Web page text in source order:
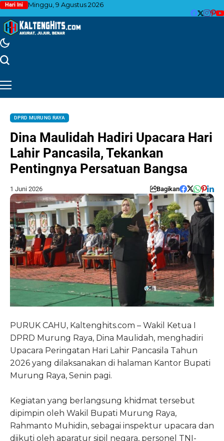
Hari Ini Minggu, 9 Agustus 2026
DPRD MURUNG RAYA
Dina Maulidah Hadiri Upacara Hari
Lahir Pancasila, Tekankan
Pentingnya Persatuan Bangsa
1 Juni 2026 Bagikan
PURUK CAHU, Kaltenghits.com – Wakil Ketua I
DPRD Murung Raya, Dina Maulidah, menghadiri
Upacara Peringatan Hari Lahir Pancasila Tahun
2026 yang dilaksanakan di halaman Kantor Bupati
Murung Raya, Senin pagi.
Kegiatan yang berlangsung khidmat tersebut
dipimpin oleh Wakil Bupati Murung Raya,
Rahmanto Muhidin, sebagai inspektur upacara dan
diikuti oleh aparatur sipil negara, personel TNI-